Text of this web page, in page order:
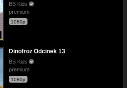
BB Kids
premium
1080p
Dinofroz Odcinek 13
BB Kids
premium
1080p